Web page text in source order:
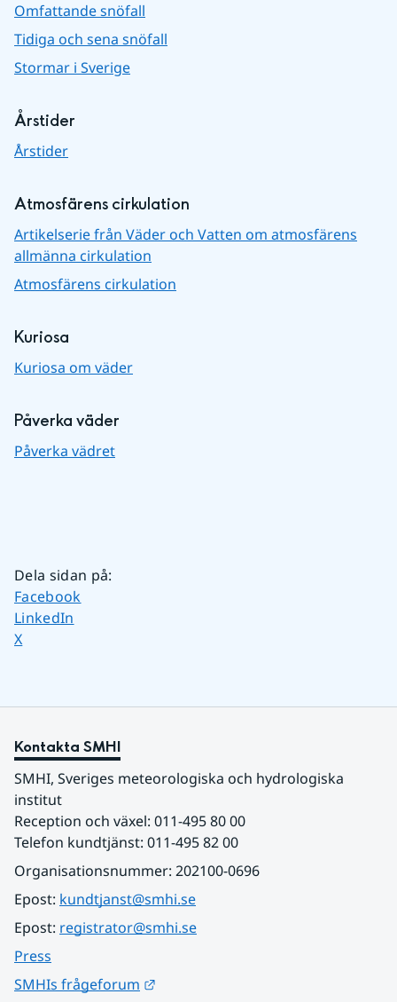
Omfattande snöfall
Tidiga och sena snöfall
Stormar i Sverige
Årstider
Årstider
Atmosfärens cirkulation
Artikelserie från Väder och Vatten om atmosfärens
allmänna cirkulation
Atmosfärens cirkulation
Kuriosa
Kuriosa om väder
Påverka väder
Påverka vädret
Dela sidan på:
Dela sidan på
Facebook
Dela sidan på
LinkedIn
Dela sidan på
X
Kontakta SMHI
SMHI, Sveriges meteorologiska och hydrologiska
institut
Reception och växel: 011-495 80 00
Telefon kundtjänst: 011-495 82 00
Organisationsnummer: 202100-0696
Epost: kundtjanst@smhi.se
Epost: registrator@smhi.se
Press
SMHIs frågeforum